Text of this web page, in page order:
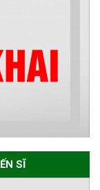
đánh giá hồ
cho các thí sinh
cứu sinh đợt 1
sách thí sinh
tuyển Chương
sĩ chuyên
và phát triển
SĨ